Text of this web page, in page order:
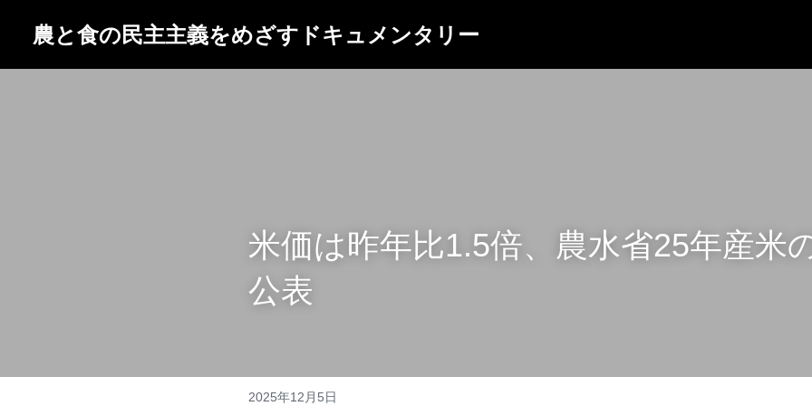
農と食の民主主義をめざすドキュメンタリー
米価は昨年比1.5倍、農水省25年産米
公表